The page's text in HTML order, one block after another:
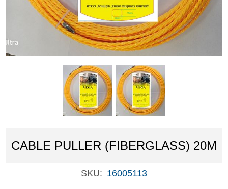
CABLE PULLER (FIBERGLASS) 20M
SKU: 16005113